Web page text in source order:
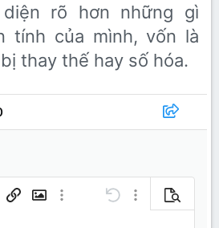
rõ hơn những gì
tính của mình, vốn là
thay thế hay số hóa.
tùy chọn…
Chèn liên kết
Chèn hình ảnh
Thêm tùy chọn…
Undo Thêm tùy chọn…
Xem trước